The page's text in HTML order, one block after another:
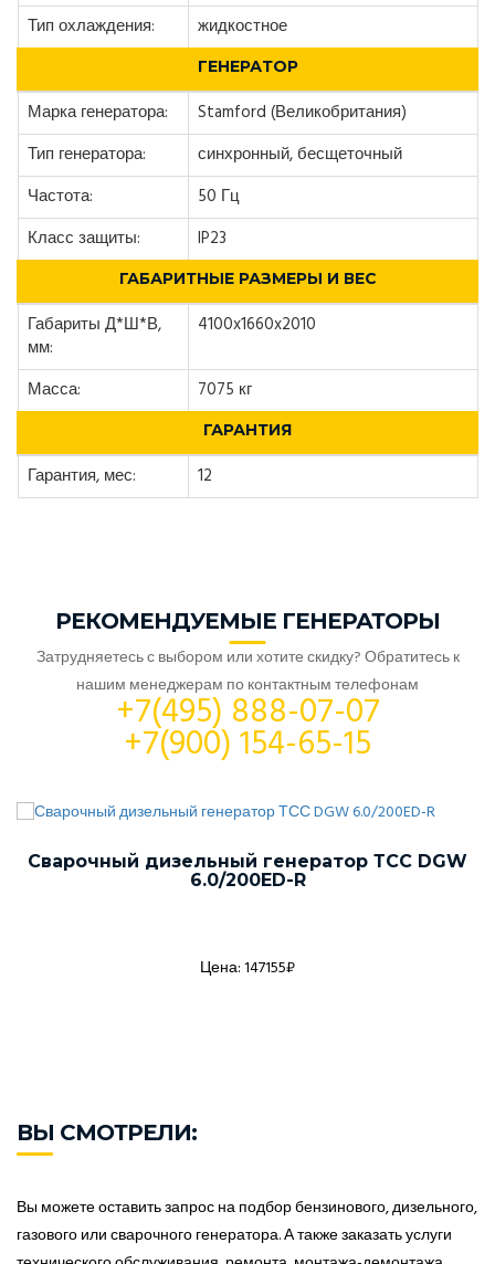
Тип охлаждения:
жидкостное
ГЕНЕРАТОР
Марка генератора:
Stamford (Великобритания)
Тип генератора:
синхронный, бесщеточный
Частота:
50 Гц
Класс защиты:
IP23
ГАБАРИТНЫЕ РАЗМЕРЫ И ВЕС
Габариты Д*Ш*В,
мм:
4100x1660x2010
Масса: 7075 кг
ГАРАНТИЯ
Гарантия, мес: 12
РЕКОМЕНДУЕМЫЕ ГЕНЕРАТОРЫ
Затрудняетесь с выбором или хотите скидку? Обратитесь к
нашим менеджерам по контактным телефонам
+7(495) 888-07-07
+7(900) 154-65-15
Сварочный дизельный генератор ТСС DGW
6.0/200ED-R
Цена: 147155₽
ВЫ СМОТРЕЛИ:
Вы можете оставить запрос на подбор бензинового, дизельного,
газового или сварочного генератора. А также заказать услуги